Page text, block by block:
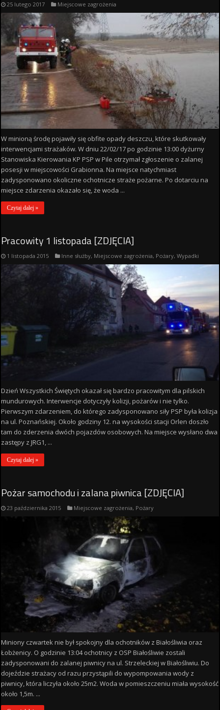
25 lutego 2017 Miejscowe zagrożenia
W minioną środę pojawiły się obfite opady deszczu, które skutkowały
interwencjami strażaków. W dniu 22/02/17 po godzinie 13:00 dyżurny
Stanowiska Kierowania KP PSP w Pile otrzymał zgłoszenie o zalanej
posesji w miejscowości Grabionna. Na miejsce natychmiast
zadysponowano okoliczne ochotnicze straże pożarne. Po dotarciu na
miejsce zdarzenia okazało się, że woda ...
Czytaj dalej »
Pracowity 1 listopada [ZDJĘCIA]
1 listopada 2015 Inne służby, Miejscowe zagrożenia, Pożary,Wypadki
Dzień Wszystkich Świętych okazał się bardzo pracowitym dla pilskich
mundurowych. Interwencje dotyczyły kolizji, pożarów i nie tylko.
Pierwszym zdarzeniem, do którego zadysponowano siły PSP była kolizja
na ul. Poznańskiej. Około godziny 12. na wysokości stacji Orlen doszło
tam do zderzenia dwóch pojazdów osobowych. Na miejsce wysłano dwa
zastępy z JRG1, ...
Czytaj dalej »
Pożar samochodu i zalana piwnica [ZDJĘCIA]
23 października 2015 Miejscowe zagrożenia, Pożary
Miniony czwartek nie był spokojny dla ochotników z Białośliwia oraz
Łobżenicy. O godzinie 13:04 ochotnicy z OSP Białośliwie zostali
zadysponowani do zalanej piwnicy na ul. Strzeleckiej w Białośliwiu. Do
dojeździe strażacy od razu przystąpili do wypompowania wody z
piwnicy, która liczyła około 25m2. Woda w pomieszczeniu miała wysokość
około 1,5m. ...